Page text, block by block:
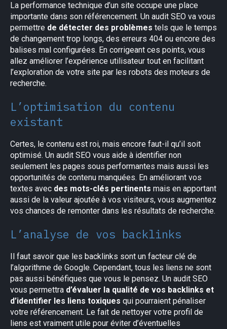
La performance technique d’un site occupe une place
importante dans son référencement. Un audit SEO va vous
permettre de détecter des problèmes tels que le temps
de changement trop longs, des erreurs 404 ou encore des
balises mal configurées. En corrigeant ces points, vous
allez améliorer l’expérience utilisateur tout en facilitant
l’exploration de votre site par les robots des moteurs de
recherche.
L’optimisation du contenu
existant
Certes, le contenu est roi, mais encore faut-il qu’il soit
optimisé. Un audit SEO vous aide à identifier non
seulement les pages sous performantes mais aussi les
opportunités de contenu manquées. En améliorant vos
textes avec des mots-clés pertinents mais en apportant
aussi de la valeur ajoutée à vos visiteurs, vous augmentez
vos chances de remonter dans les résultats de recherche.
L’analyse de vos backlinks
Il faut savoir que les backlinks sont un facteur clé de
l’algorithme de Google. Cependant, tous les liens ne sont
pas aussi bénéfiques que vous le pensez. Un audit SEO
vous permettra d’évaluer la qualité de vos backlinks et
d’identifier les liens toxiques qui pourraient pénaliser
votre référencement. Le fait de nettoyer votre profil de
liens est vraiment utile pour éviter d’éventuelles